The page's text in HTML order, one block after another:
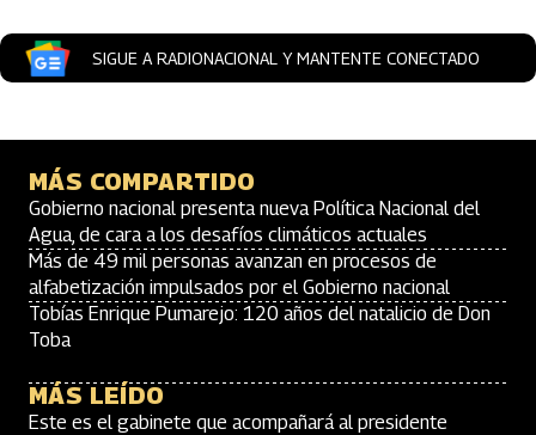
SIGUE A RADIONACIONAL Y MANTENTE CONECTADO
MÁS COMPARTIDO
Gobierno nacional presenta nueva Política Nacional del
Agua, de cara a los desafíos climáticos actuales
Más de 49 mil personas avanzan en procesos de
alfabetización impulsados por el Gobierno nacional
Tobías Enrique Pumarejo: 120 años del natalicio de Don
Toba
MÁS LEÍDO
Este es el gabinete que acompañará al presidente